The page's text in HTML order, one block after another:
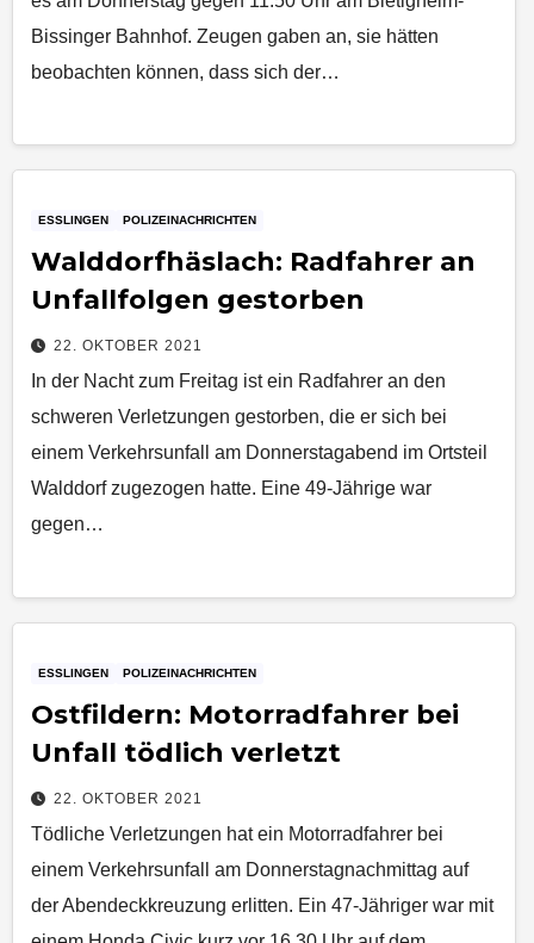
Bissinger Bahnhof. Zeugen gaben an, sie hätten
beobachten können, dass sich der…
ESSLINGEN POLIZEINACHRICHTEN
Walddorfhäslach: Radfahrer an
Unfallfolgen gestorben
22. OKTOBER 2021
In der Nacht zum Freitag ist ein Radfahrer an den
schweren Verletzungen gestorben, die er sich bei
einem Verkehrsunfall am Donnerstagabend im Ortsteil
Walddorf zugezogen hatte. Eine 49-Jährige war
gegen…
ESSLINGEN POLIZEINACHRICHTEN
Ostfildern: Motorradfahrer bei
Unfall tödlich verletzt
22. OKTOBER 2021
Tödliche Verletzungen hat ein Motorradfahrer bei
einem Verkehrsunfall am Donnerstagnachmittag auf
der Abendeckkreuzung erlitten. Ein 47-Jähriger war mit